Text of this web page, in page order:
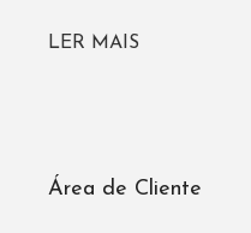
LER MAIS
Área de Cliente